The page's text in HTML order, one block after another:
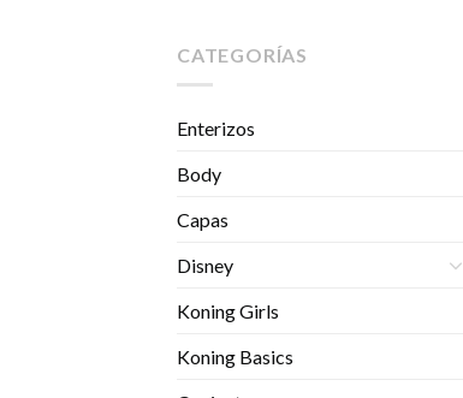
CATEGORÍAS
Enterizos
Body
Capas
Disney
Koning Girls
Koning Basics